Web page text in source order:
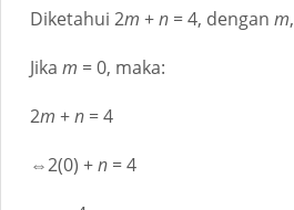
Diketahui 2m +n = 4, dengan m,
Jika m = 0, maka:
2m +n = 4
⇔2(0) +n = 4